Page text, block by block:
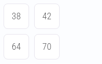
38 42
64 70